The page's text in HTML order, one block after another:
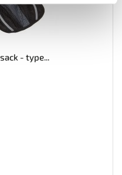
- type...